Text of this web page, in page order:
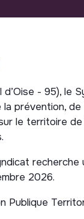
- 95), le
prévention,
le territoire de
2026.
Publique